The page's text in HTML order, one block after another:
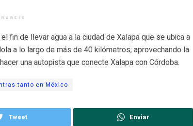
fin de llevar agua a la ciudad de Xalapa que se ubica a
a lo largo de más de 40 kilómetros; aprovechando la
una autopista que conecte Xalapa con Córdoba.
tanto en México
Tweet Enviar